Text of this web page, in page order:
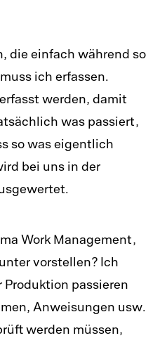
die einfach während so
ich erfassen.
werden, damit
was passiert,
so was eigentlich
bei uns in der
Work Management,
vorstellen? Ich
Produktion passieren
Anweisungen usw.
werden müssen,